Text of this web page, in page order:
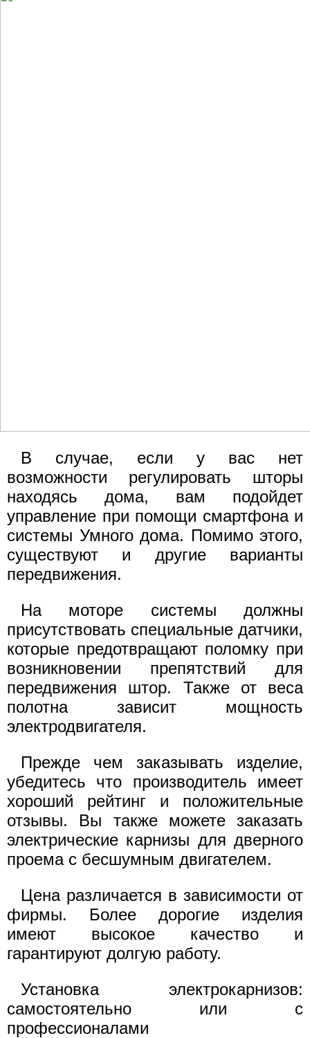
В случае, если у вас нет
возможности регулировать шторы
находясь дома, вам подойдет
управление при помощи смартфона и
системы Умного дома. Помимо этого,
существуют и другие варианты
передвижения.
На моторе системы должны
присутствовать специальные датчики,
которые предотвращают поломку при
возникновении препятствий для
передвижения штор. Также от веса
полотна зависит мощность
электродвигателя.
Прежде чем заказывать изделие,
убедитесь что производитель имеет
хороший рейтинг и положительные
отзывы. Вы также можете заказать
электрические карнизы для дверного
проема с бесшумным двигателем.
Цена различается в зависимости от
фирмы. Более дорогие изделия
имеют высокое качество и
гарантируют долгую работу.
Установка электрокарнизов:
самостоятельно или с
профессионалами